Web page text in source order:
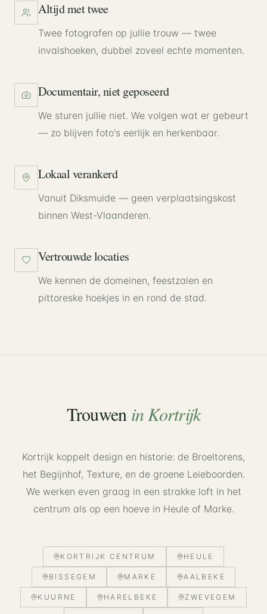
Altijd met twee
Twee fotografen op jullie trouw — twee
invalshoeken, dubbel zoveel echte momenten.
Documentair, niet geposeerd
We sturen jullie niet. We volgen wat er gebeurt
— zo blijven foto's eerlijk en herkenbaar.
Lokaal verankerd
Vanuit Diksmuide — geen verplaatsingskost
binnen West-Vlaanderen.
Vertrouwde locaties
We kennen de domeinen, feestzalen en
pittoreske hoekjes in en rond de stad.
Trouwen inKortrijk
Kortrijk koppelt design en historie: de Broeltorens,
het Begijnhof, Texture, en de groene Leieboorden.
We werken even graag in een strakke loft in het
centrum als op een hoeve in Heule of Marke.
KORTRIJK CENTRUM HEULE
BISSEGEM MARKE AALBEKE
KUURNE HARELBEKE ZWEVEGEM